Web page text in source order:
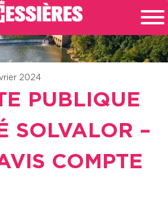
2024
PUBLIQUE
SOLVALOR –
COMPTE